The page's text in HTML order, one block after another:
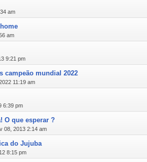
am
am
9:21 pm
campeão mundial 2022
11:19 am
6:39 pm
O que esperar ?
08, 2013 2:14 am
do Jujuba
8:15 pm